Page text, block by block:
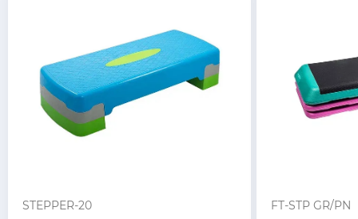
STEPPER-20 FT-STP GR/PN